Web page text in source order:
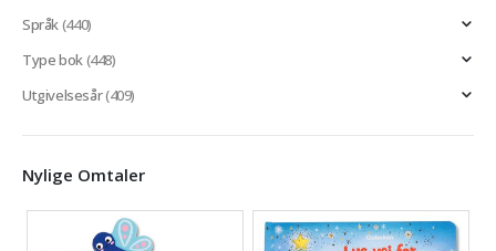
Språk(440)
Type bok(448)
Utgivelsesår(409)
Nylige Omtaler